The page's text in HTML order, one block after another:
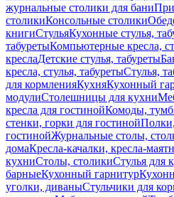
журнальные столики для бани
столикиКонсольные столики
книгиСтульяКухонные стулья,
табуретыКомпьютерные кресла,
креслаДетские стулья, табуреты
кресла, стулья, табуретыСтулья,
для кормленияКухняКухонный
модулиСтолешницы для кухни
кресла для гостинойКомоды,
стенки, горки для гостиной
гостинойЖурнальные столы,
домаКресла-качалки, кресла-
кухниСтолы, столикиСтулья для
барныеКухонный гарнитур
уголки, диваныСтульчики для